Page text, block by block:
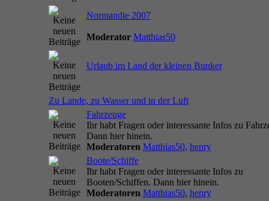
Normandie 2007
Moderator Matthias50
Urlaub im Land der kleinen Bunker
Zu Lande, zu Wasser und in der Luft
Fahrzeuge
Ihr habt Fragen oder interessante Infos zu
Dann hier hinein.
Moderatoren Matthias50, henry
Boote/Schiffe
Ihr habt Fragen oder interessante Infos zu
Booten/Schiffen. Dann hier hinein.
Moderatoren Matthias50, henry